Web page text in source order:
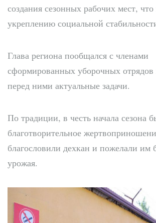
создания сезонных рабочих мест,
укреплению социальной
Глава региона пообщался с членами
сформированных уборочных отрядов
перед ними актуальные задачи.
По традиции, в честь начала сезона
благотворительное
благословили дехкан и пожелали им
урожая.